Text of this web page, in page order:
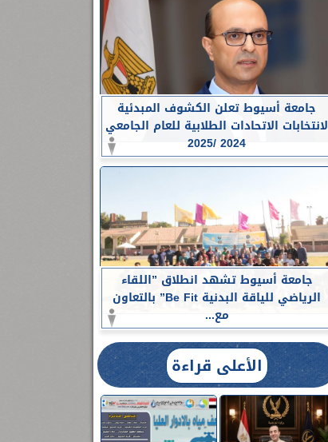
جامعة أسيوط تعلن الكشوف المبدئية
لانتخابات الاتحادات الطلابية للعام الجامعي
2024 /2025
جامعة أسيوط تشهد انطلاق ”اللقاء
الرياضي للياقة البدنية Be Fit” بالتعاون
مع...
الأعلى قراءة